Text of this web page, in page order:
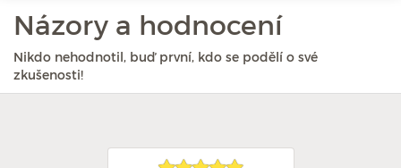
Názory a hodnocení
Nikdo nehodnotil, buď první, kdo se podělí o své
zkušenosti!